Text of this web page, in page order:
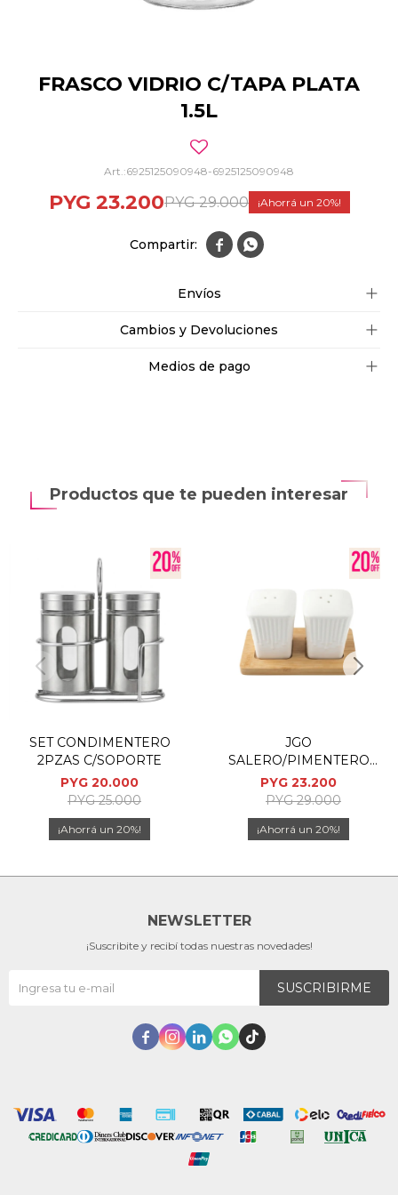
FRASCO VIDRIO C/TAPA PLATA
1.5L
6925125090948-6925125090948
PYG 23.200PYG 29.000 20
 
Envíos
Cambios y Devoluciones
Medios de pago
Productos que te pueden interesar
SET CONDIMENTERO
2PZAS C/SOPORTE
PYG 20.000
PYG 25.000
20
JGO
SALERO/PIMENTERO
3PZAS 31X20.5X9.5CM
PYG 23.200
PYG 29.000
20
NEWSLETTER
¡Suscribite y recibí todas nuestras novedades!
SUSCRIBIRME
    